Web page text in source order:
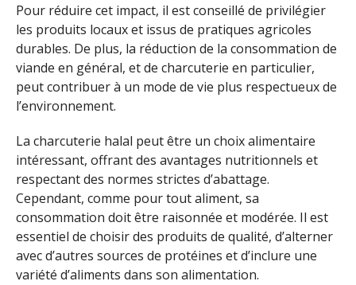
Pour réduire cet impact, il est conseillé de privilégier
les produits locaux et issus de pratiques agricoles
durables. De plus, la réduction de la consommation de
viande en général, et de charcuterie en particulier,
peut contribuer à un mode de vie plus respectueux de
l’environnement.
La charcuterie halal peut être un choix alimentaire
intéressant, offrant des avantages nutritionnels et
respectant des normes strictes d’abattage.
Cependant, comme pour tout aliment, sa
consommation doit être raisonnée et modérée. Il est
essentiel de choisir des produits de qualité, d’alterner
avec d’autres sources de protéines et d’inclure une
variété d’aliments dans son alimentation.